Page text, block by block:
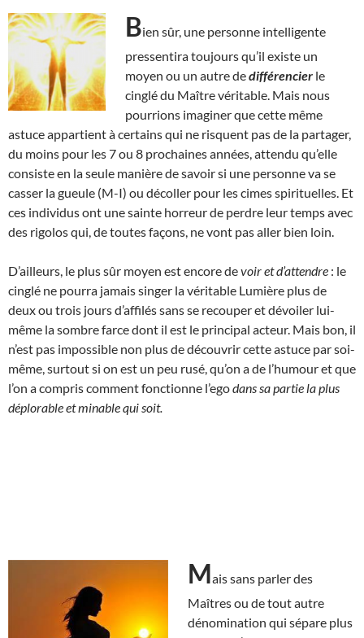
Bien sûr, une personne intelligente
pressentira toujours qu’il existe un
moyen ou un autre dedifférencier le
cinglé du Maître véritable. Mais nous
pourrions imaginer que cette même
astuce appartient à certains qui ne risquent pas de la partager,
du moins pour les 7 ou 8 prochaines années, attendu qu’elle
consiste en la seule manière de savoir si une personne va se
casser la gueule (M-I) ou décoller pour les cimes spirituelles. Et
ces individus ont une sainte horreur de perdre leur temps avec
des rigolos qui, de toutes façons, ne vont pas aller bien loin.
D’ailleurs, le plus sûr moyen est encore devoir et d’attendre : le
cinglé ne pourra jamais singer la véritable Lumière plus de
deux ou trois jours d’affilés sans se recouper et dévoiler lui-
même la sombre farce dont il est le principal acteur. Mais bon, il
n’est pas impossible non plus de découvrir cette astuce par soi-
même, surtout si on est un peu rusé, qu’on a de l’humour et que
l’on a compris comment fonctionne l’egodans sa partie la plus
déplorable et minable qui soit.
Mais sans parler des
Maîtres ou de tout autre
dénomination qui sépare plus